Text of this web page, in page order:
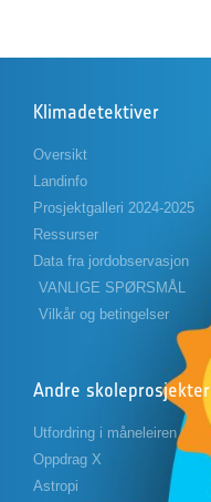
Klimadetektiver
Oversikt
Landinfo
Prosjektgalleri 2024-2025
Ressurser
Data fra jordobservasjon
VANLIGE SPØRSMÅL
Vilkår og betingelser
Andre skoleprosjekter
Utfordring i måneleiren
Oppdrag X
Astropi